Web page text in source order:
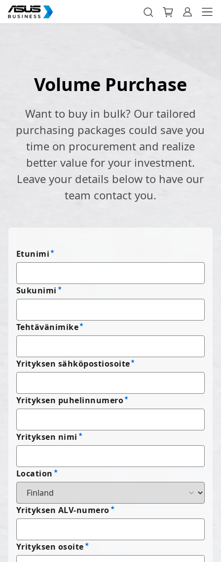
Volume Purchase
Want to buy in bulk? Our tailored
purchasing packages could save you
time on procurement and realize
better value for your investment.
Leave your details below to have our
team contact you.
Etunimi
Sukunimi
Tehtävänimike
Yrityksen sähköpostiosoite
Yrityksen puhelinnumero
Yrityksen nimi
Location
Yrityksen ALV-numero
Yrityksen osoite